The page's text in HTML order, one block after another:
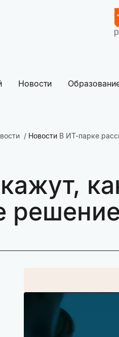
Новости
Новости В ИТ-парке